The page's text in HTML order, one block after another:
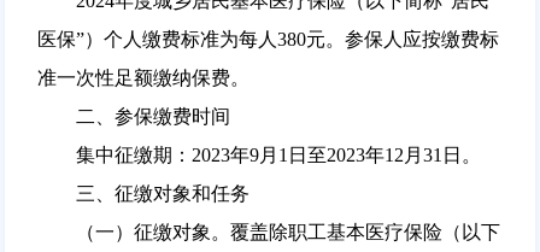
医保”）个人缴费标准为每人380元。参保人应按缴费标
准一次性足额缴纳保费。
二、参保缴费时间
集中征缴期：2023年9月1日至2023年12月31日。
三、征缴对象和任务
（一）征缴对象。覆盖除职工基本医疗保险（以下